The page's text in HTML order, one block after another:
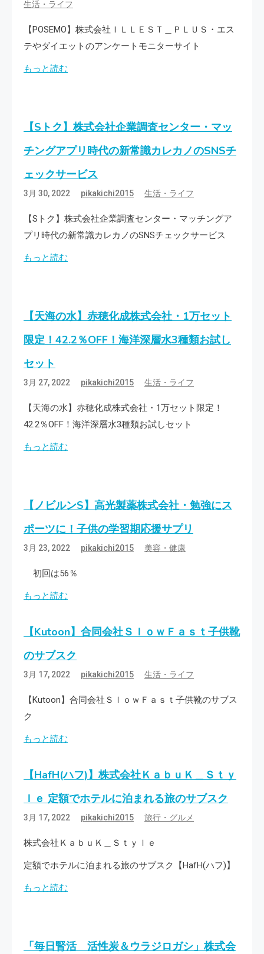
生活・ライフ
【POSEMO】株式会社ＩＬＬＥＳＴ＿ＰＬＵＳ・エス
テやダイエットのアンケートモニターサイト
もっと読む
【Sトク】株式会社企業調査センター・マッ
チングアプリ時代の新常識カレカノのSNSチ
ェックサービス
3月 30, 2022 pikakichi2015 生活・ライフ
【Sトク】株式会社企業調査センター・マッチングア
プリ時代の新常識カレカノのSNSチェックサービス
もっと読む
【天海の水】赤穂化成株式会社・1万セット
限定！42.2％OFF！海洋深層水3種類お試し
セット
3月 27, 2022 pikakichi2015 生活・ライフ
【天海の水】赤穂化成株式会社・1万セット限定！
42.2％OFF！海洋深層水3種類お試しセット
もっと読む
【ノビルンS】高光製薬株式会社・勉強にス
ポーツに！子供の学習期応援サプリ
3月 23, 2022 pikakichi2015 美容・健康
初回は56％
もっと読む
【Kutoon】合同会社ＳｌｏｗＦａｓｔ子供靴
のサブスク
3月 17, 2022 pikakichi2015 生活・ライフ
【Kutoon】合同会社ＳｌｏｗＦａｓｔ子供靴のサブス
ク
もっと読む
【HafH(ハフ)】株式会社ＫａｂｕＫ＿Ｓｔｙ
ｌｅ 定額でホテルに泊まれる旅のサブスク
3月 17, 2022 pikakichi2015 旅行・グルメ
株式会社ＫａｂｕＫ＿Ｓｔｙｌｅ
定額でホテルに泊まれる旅のサブスク【HafH(ハフ)】
もっと読む
「毎日腎活 活性炭＆ウラジロガシ」株式会